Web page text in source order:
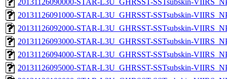
20131126090000-STAR-L3U_GHRSST-SSTsubskin-
20131126091000-STAR-L3U_GHRSST-SSTsubskin-
20131126092000-STAR-L3U_GHRSST-SSTsubskin-
20131126093000-STAR-L3U_GHRSST-SSTsubskin-
20131126094000-STAR-L3U_GHRSST-SSTsubskin-
20131126095000-STAR-L3U_GHRSST-SSTsubskin-